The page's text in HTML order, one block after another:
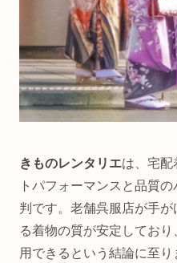
きものレンタリエは、宅配
トパフォーマンスと品質
判です。老舗呉服店が手
る着物の質が安定してお
用できるという結論に至り